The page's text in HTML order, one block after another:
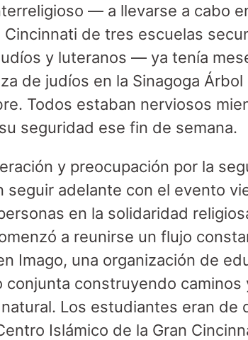
— a llevarse a cabo
de tres escuelas
y luteranos — ya tenía
de judíos en la Sinagoga
Todos estaban nerviosos
seguridad ese fin de semana.
y preocupación por la
seguir adelante con el evento
en la solidaridad
a reunirse un flujo
Imago, una organización de
conjunta construyendo
Los estudiantes eran de
Islámico de la Gran